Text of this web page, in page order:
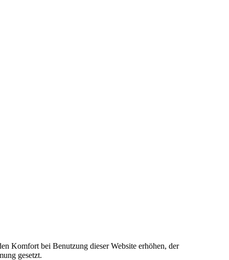
Komfort bei Benutzung dieser Website erhöhen, der
gesetzt.